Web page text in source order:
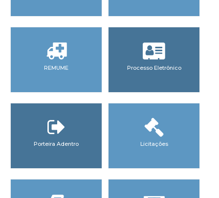
REMUME Processo Eletrônico
Porteira Adentro Licitações